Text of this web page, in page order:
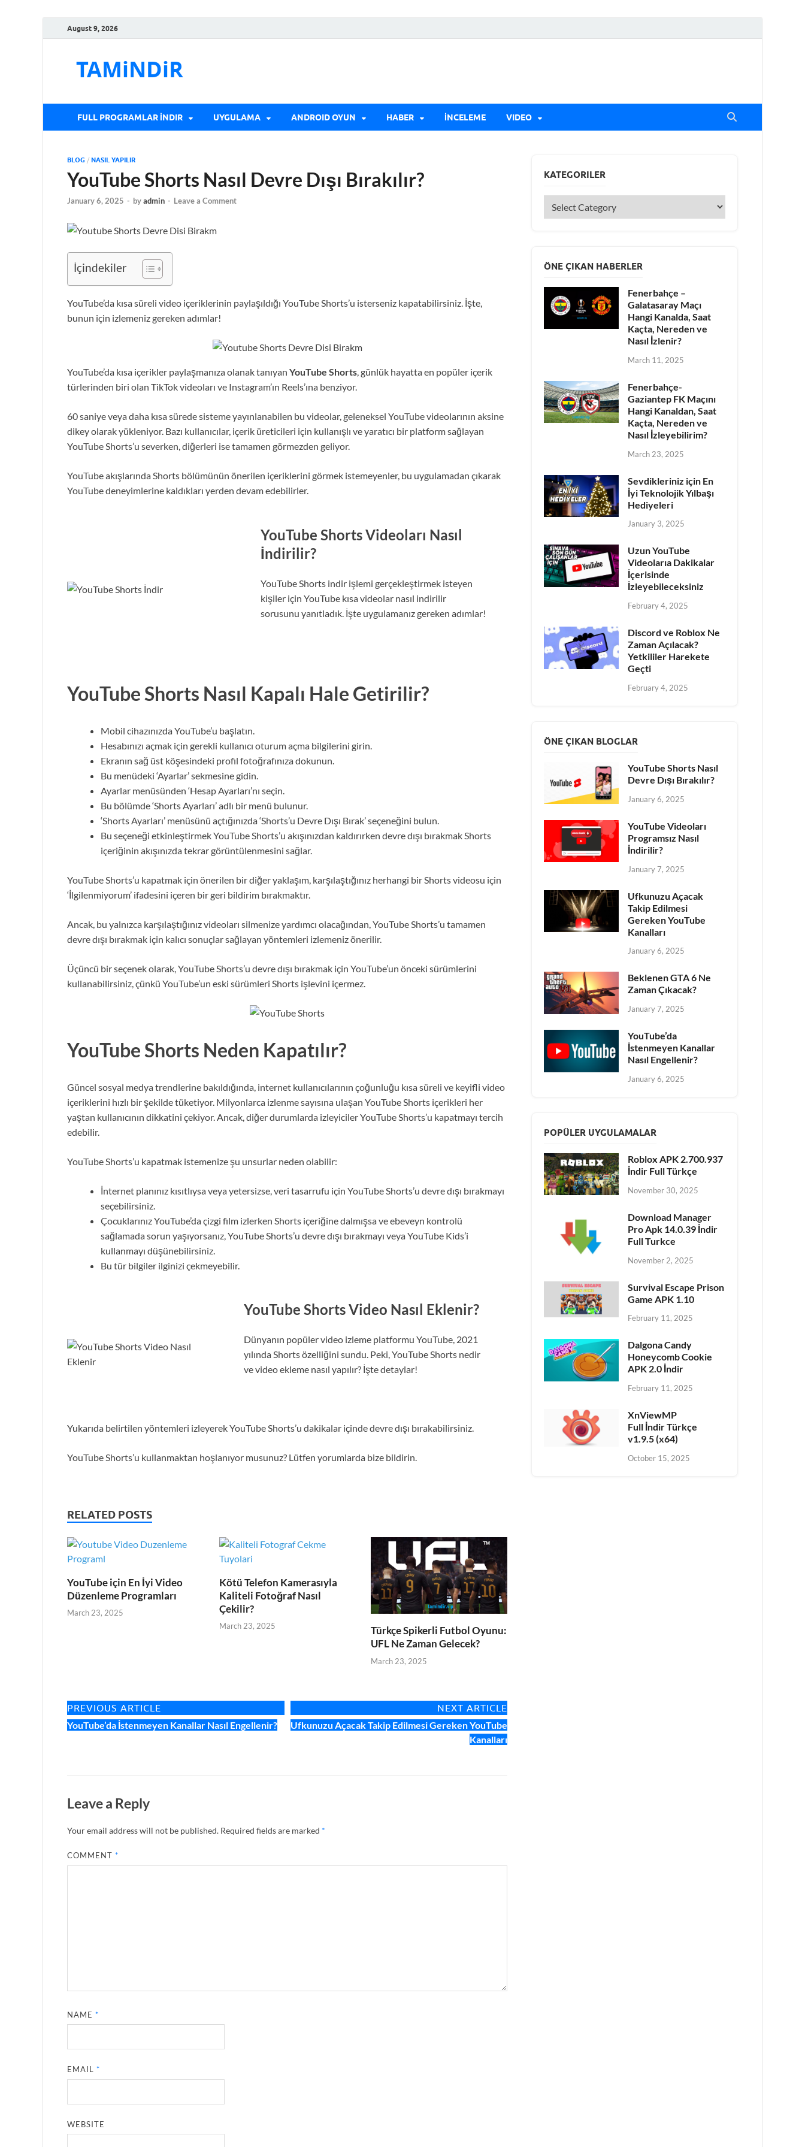
August 9, 2026
TAMiNDiR
FULL PROGRAMLAR İNDIR UYGULAMA ANDROID OYUN HABER İNCELEME VIDEO
BLOG / NASIL YAPILIR
YouTube Shorts Nasıl Devre Dışı Bırakılır?
January 6, 2025 - byadmin - Leave a Comment
İçindekiler
YouTube’da kısa süreli video içeriklerinin paylaşıldığı YouTube Shorts’u isterseniz kapatabilirsiniz. İşte,
bunun için izlemeniz gereken adımlar!
YouTube’da kısa içerikler paylaşmanıza olanak tanıyan YouTube Shorts, günlük hayatta en popüler içerik
türlerinden biri olan TikTok videoları ve Instagram’ın Reels’ına benziyor.
60 saniye veya daha kısa sürede sisteme yayınlanabilen bu videolar, geleneksel YouTube videolarının aksine
dikey olarak yükleniyor. Bazı kullanıcılar, içerik üreticileri için kullanışlı ve yaratıcı bir platform sağlayan
YouTube Shorts’u severken, diğerleri ise tamamen görmezden geliyor.
YouTube akışlarında Shorts bölümünün önerilen içeriklerini görmek istemeyenler, bu uygulamadan çıkarak
YouTube deneyimlerine kaldıkları yerden devam edebilirler.
YouTube Shorts Videoları Nasıl
İndirilir?
YouTube Shorts indir işlemi gerçekleştirmek isteyen
kişiler için YouTube kısa videolar nasıl indirilir
sorusunu yanıtladık. İşte uygulamanız gereken adımlar!
YouTube Shorts Nasıl Kapalı Hale Getirilir?
Mobil cihazınızda YouTube’u başlatın.
Hesabınızı açmak için gerekli kullanıcı oturum açma bilgilerini girin.
Ekranın sağ üst köşesindeki profil fotoğrafınıza dokunun.
Bu menüdeki ‘Ayarlar’ sekmesine gidin.
Ayarlar menüsünden ‘Hesap Ayarları’nı seçin.
Bu bölümde ‘Shorts Ayarları’ adlı bir menü bulunur.
‘Shorts Ayarları’ menüsünü açtığınızda ‘Shorts’u Devre Dışı Bırak’ seçeneğini bulun.
Bu seçeneği etkinleştirmek YouTube Shorts’u akışınızdan kaldırırken devre dışı bırakmak Shorts
içeriğinin akışınızda tekrar görüntülenmesini sağlar.
YouTube Shorts’u kapatmak için önerilen bir diğer yaklaşım, karşılaştığınız herhangi bir Shorts videosu için
‘İlgilenmiyorum’ ifadesini içeren bir geri bildirim bırakmaktır.
Ancak, bu yalnızca karşılaştığınız videoları silmenize yardımcı olacağından, YouTube Shorts’u tamamen
devre dışı bırakmak için kalıcı sonuçlar sağlayan yöntemleri izlemeniz önerilir.
Üçüncü bir seçenek olarak, YouTube Shorts’u devre dışı bırakmak için YouTube’un önceki sürümlerini
kullanabilirsiniz, çünkü YouTube’un eski sürümleri Shorts işlevini içermez.
YouTube Shorts Neden Kapatılır?
Güncel sosyal medya trendlerine bakıldığında, internet kullanıcılarının çoğunluğu kısa süreli ve keyifli video
içeriklerini hızlı bir şekilde tüketiyor. Milyonlarca izlenme sayısına ulaşan YouTube Shorts içerikleri her
yaştan kullanıcının dikkatini çekiyor. Ancak, diğer durumlarda izleyiciler YouTube Shorts’u kapatmayı tercih
edebilir.
YouTube Shorts’u kapatmak istemenize şu unsurlar neden olabilir:
İnternet planınız kısıtlıysa veya yetersizse, veri tasarrufu için YouTube Shorts’u devre dışı bırakmayı
seçebilirsiniz.
Çocuklarınız YouTube’da çizgi film izlerken Shorts içeriğine dalmışsa ve ebeveyn kontrolü
sağlamada sorun yaşıyorsanız, YouTube Shorts’u devre dışı bırakmayı veya YouTube Kids’i
kullanmayı düşünebilirsiniz.
Bu tür bilgiler ilginizi çekmeyebilir.
YouTube Shorts Video Nasıl Eklenir?
Dünyanın popüler video izleme platformu YouTube, 2021
yılında Shorts özelliğini sundu. Peki, YouTube Shorts nedir
ve video ekleme nasıl yapılır? İşte detaylar!
Yukarıda belirtilen yöntemleri izleyerek YouTube Shorts’u dakikalar içinde devre dışı bırakabilirsiniz.
YouTube Shorts’u kullanmaktan hoşlanıyor musunuz? Lütfen yorumlarda bize bildirin.
RELATED POSTS
YouTube için En İyi Video
Düzenleme Programları
March 23, 2025
Kötü Telefon Kamerasıyla
Kaliteli Fotoğraf Nasıl
Çekilir?
March 23, 2025
Türkçe Spikerli Futbol Oyunu:
UFL Ne Zaman Gelecek?
March 23, 2025
PREVIOUS ARTICLE
YouTube’da İstenmeyen Kanallar Nasıl Engellenir?
NEXT ARTICLE
Ufkunuzu Açacak Takip Edilmesi Gereken YouTube
Kanalları
Leave a Reply
Your email address will not be published. Required fields are marked *
COMMENT*
NAME*
EMAIL*
WEBSITE
KATEGORILER
ÖNE ÇIKAN HABERLER
Fenerbahçe –
Galatasaray Maçı
Hangi Kanalda, Saat
Kaçta, Nereden ve
Nasıl İzlenir?
March 11, 2025
Fenerbahçe-
Gaziantep FK Maçını
Hangi Kanaldan, Saat
Kaçta, Nereden ve
Nasıl İzleyebilirim?
March 23, 2025
Sevdikleriniz için En
İyi Teknolojik Yılbaşı
Hediyeleri
January 3, 2025
Uzun YouTube
Videolarıa Dakikalar
İçerisinde
İzleyebileceksiniz
February 4, 2025
Discord ve Roblox Ne
Zaman Açılacak?
Yetkililer Harekete
Geçti
February 4, 2025
ÖNE ÇIKAN BLOGLAR
YouTube Shorts Nasıl
Devre Dışı Bırakılır?
January 6, 2025
YouTube Videoları
Programsız Nasıl
İndirilir?
January 7, 2025
Ufkunuzu Açacak
Takip Edilmesi
Gereken YouTube
Kanalları
January 6, 2025
Beklenen GTA 6 Ne
Zaman Çıkacak?
January 7, 2025
YouTube’da
İstenmeyen Kanallar
Nasıl Engellenir?
January 6, 2025
POPÜLER UYGULAMALAR
Roblox APK 2.700.937
İndir Full Türkçe
November 30, 2025
Download Manager
Pro Apk 14.0.39 İndir
Full Turkce
November 2, 2025
Survival Escape Prison
Game APK 1.10
February 11, 2025
Dalgona Candy
Honeycomb Cookie
APK 2.0 İndir
February 11, 2025
XnViewMP
Full İndir Türkçe
v1.9.5 (x64)
October 15, 2025